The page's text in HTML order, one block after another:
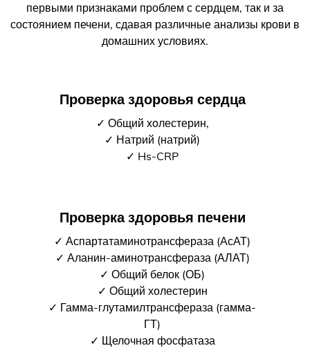
первыми признаками проблем с сердцем, так и за
состоянием печени, сдавая различные анализы крови в
домашних условиях.
Проверка здоровья сердца
✓ Общий холестерин,
✓ Натрий (натрий)
✓ Hs-CRP
Проверка здоровья печени
✓ Аспартатаминотрансфераза (АсАТ)
✓ Аланин-аминотрансфераза (АЛАТ)
✓ Общий белок (ОБ)
✓ Общий холестерин
✓ Гамма-глутамилтрансфераза (гамма-
ГТ)
✓ Щелочная фосфатаза